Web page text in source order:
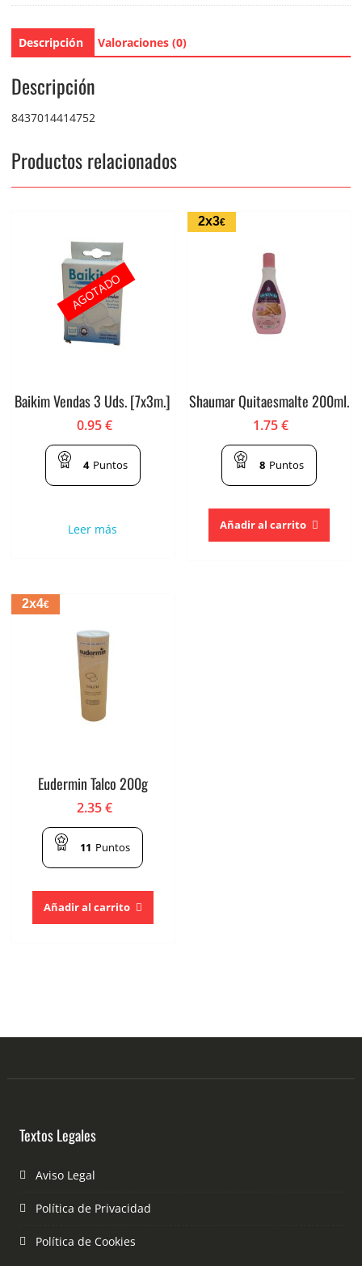
cantidad
Descripción Valoraciones (0)
Descripción
8437014414752
Productos relacionados
Baikim Vendas 3 Uds. [7x3m.]
0.95€
4 Puntos
Leer más
AGOTADO
2x3€
Shaumar Quitaesmalte 200ml.
1.75€
8 Puntos
Añadir al carrito
2x4€
Eudermin Talco 200g
2.35€
11 Puntos
Añadir al carrito
Textos Legales
Aviso Legal
Política de Privacidad
Política de Cookies